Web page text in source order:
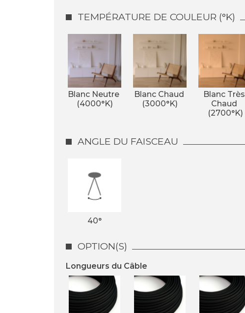
TEMPÉRATURE DE COULEUR (°K)
Blanc Neutre
(4000°K)
Blanc Chaud
(3000°K)
Blanc Très
Chaud
(2700°K)
ANGLE DU FAISCEAU
40°
OPTION(S)
Longueurs du Câble